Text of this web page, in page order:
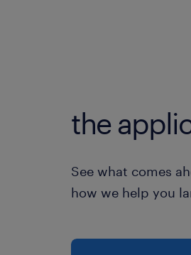
the
See what comes
how we help you